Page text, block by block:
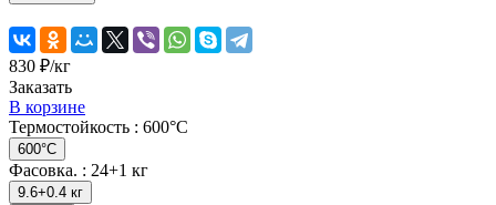
830 ₽/кг
Заказать
В корзине
Термостойкость : 600°C
600°C
Фасовка. : 24+1 кг
9.6+0.4 кг